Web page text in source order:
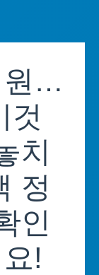
원…
것
치
정
인
!